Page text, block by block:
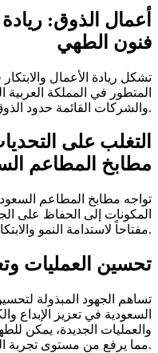
أعمال الذوق:
فنون الطهي
تشكل ريادة الأعمال
المتطور في المملكة
والشركات القائمة حدود الذوق والخدمة.
التغلب على
مطابخ المطاعم
تواجه مطابخ المطاعم
المكونات إلى الحفاظ على
مفتاحاً لاستدامة النمو والابتكار.
تحسين العمليات
تساهم الجهود المبذولة
السعودية في تعزيز الإبداع
والعمليات الجديدة، يمكن
مما يرفع من مستوى تجربة الطعام.